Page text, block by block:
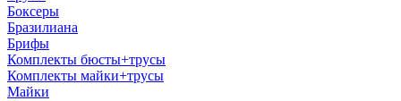
Боксеры
Бразилиана
Брифы
Комплекты бюсты+трусы
Комплекты майки+трусы
Майки